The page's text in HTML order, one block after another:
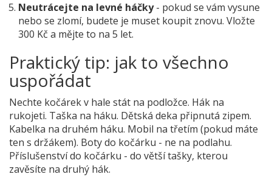
Neutrácejte na levné háčky- pokud se vám vysune
nebo se zlomí, budete je muset koupit znovu. Vložte
300 Kč a mějte to na 5 let.
Praktický tip: jak to všechno
uspořádat
Nechte kočárek v hale stát na podložce. Hák na
rukojeti. Taška na háku. Dětská deka připnutá zipem.
Kabelka na druhém háku. Mobil na třetím (pokud máte
ten s držákem). Boty do kočárku - ne na podlahu.
Příslušenství do kočárku - do větší tašky, kterou
zavěsíte na druhý hák.